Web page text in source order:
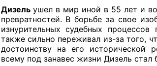
Дизельушел в мир иной в 55 лет и
превратностей. В борьбе за свое
изнурительных судебных
также сильно переживал из-за того,
достоинству на его исторической
всему под занавес жизни Дизель стал